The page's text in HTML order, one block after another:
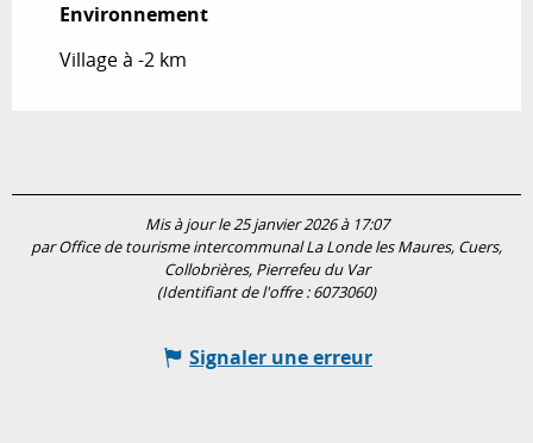
Environnement
Environnement
Village à -2 km
Mis à jour le 25 janvier 2026 à 17:07
par Office de tourisme intercommunal La Londe les Maures, Cuers,
Collobrières, Pierrefeu du Var
(Identifiant de l'offre :6073060)
Signaler une erreur